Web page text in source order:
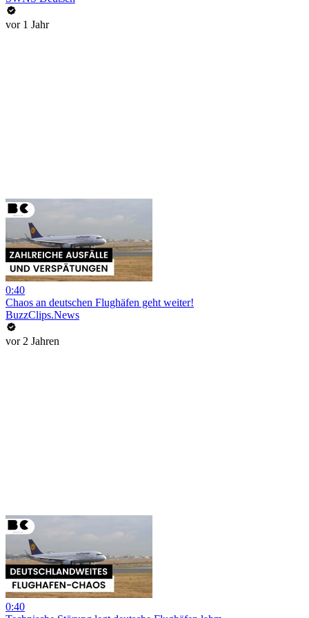
vor 1 Jahr
0:40
Chaos an deutschen Flughäfen geht weiter!
BuzzClips.News
vor 2 Jahren
0:40